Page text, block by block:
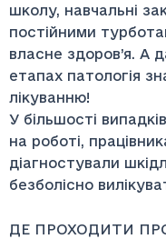
школу, навчальні
постійними
власне здоров’я. А
етапах патологія
лікуванню!
У більшості
на роботі,
діагностували
безболісно
ДЕ ПРОХОДИТИ